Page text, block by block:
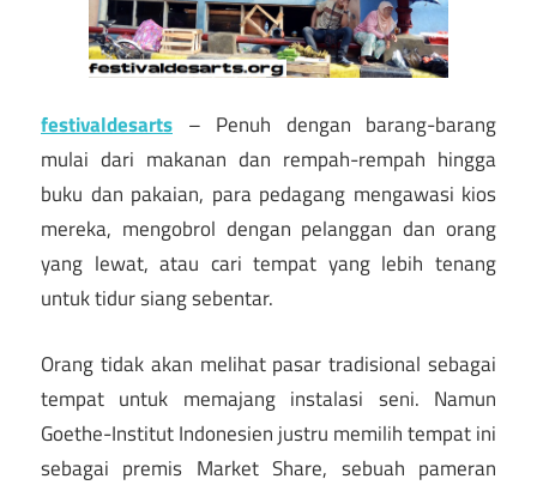
festivaldesarts – Penuh dengan barang-barang
mulai dari makanan dan rempah-rempah hingga
buku dan pakaian, para pedagang mengawasi kios
mereka, mengobrol dengan pelanggan dan orang
yang lewat, atau cari tempat yang lebih tenang
untuk tidur siang sebentar.
Orang tidak akan melihat pasar tradisional sebagai
tempat untuk memajang instalasi seni. Namun
Goethe-Institut Indonesien justru memilih tempat ini
sebagai premis Market Share, sebuah pameran